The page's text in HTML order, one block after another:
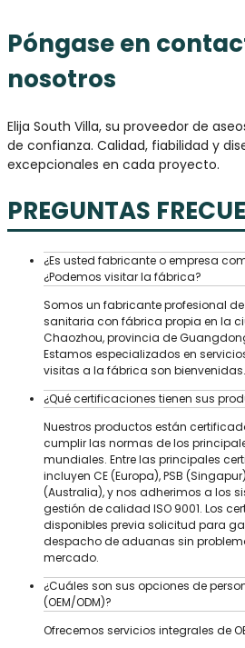
Póngase en
nosotros
Elija South Villa, su proveedor de
de confianza. Calidad, fiabilidad y
excepcionales en cada proyecto.
PREGUNTAS
¿Es usted fabricante o empresa
¿Podemos visitar la fábrica?
Somos un fabricante profesional
sanitaria con fábrica propia en la
Chaozhou, provincia de
Estamos especializados en servicios
visitas a la fábrica son bienvenidas.
¿Qué certificaciones tienen sus
Nuestros productos están
cumplir las normas de los
mundiales. Entre las principales
incluyen CE (Europa), PSB
(Australia), y nos adherimos a los
gestión de calidad ISO 9001. Los
disponibles previa solicitud para
despacho de aduanas sin
mercado.
¿Cuáles son sus opciones de
(OEM/ODM)?
Ofrecemos servicios integrales de